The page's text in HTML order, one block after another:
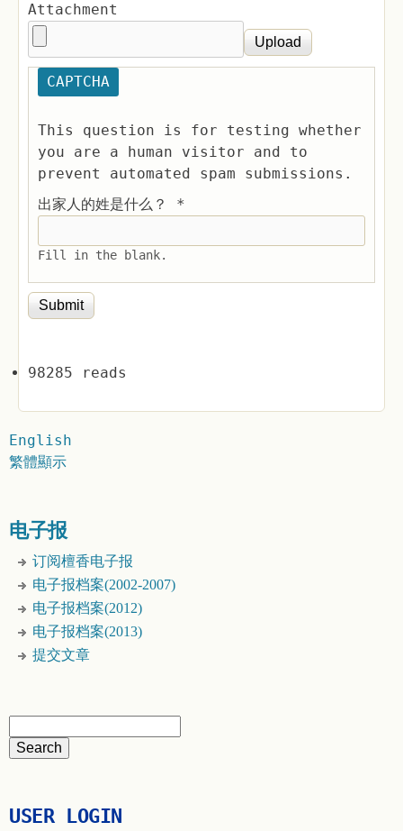
Attachment
CAPTCHA
This question is for testing whether
you are a human visitor and to
prevent automated spam submissions.
出家人的姓是什么？ *
Fill in the blank.
98285 reads
English
繁體顯示
电子报
订阅檀香电子报
电子报档案(2002-2007)
电子报档案(2012)
电子报档案(2013)
提交文章
USER LOGIN